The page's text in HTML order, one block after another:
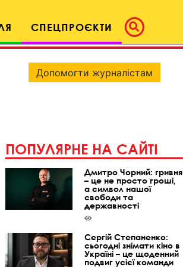
СПЕЦПРОЄКТИ
Допомогти журналістам
ПОПУЛЯРНЕ НА САЙТІ
Дмитро Чорний: гривня
– це не просто гроші,
а символ нашої
свободи та
державності
Сергій Степаненко:
сьогодні знімати кіно в
Україні – це щоденний
подвиг усієї команди